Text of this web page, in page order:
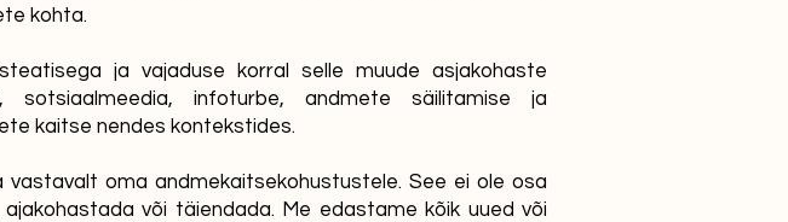
kohta.
ja vajaduse korral selle muude asjakohaste
infoturbe, andmete säilitamise ja
kaitse nendes kontekstides.
oma andmekaitsekohustustele. See ei ole osa
või täiendada. Me edastame kõik uued või